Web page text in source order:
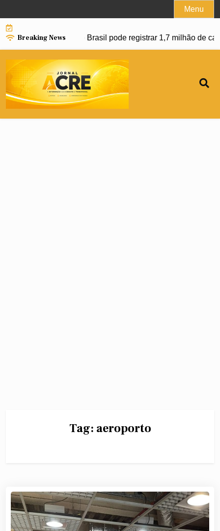
to
content
Menu
Breaking News
avanço da dengue e Brasil pode registrar 1,7 milhão de
Tag: aeroporto